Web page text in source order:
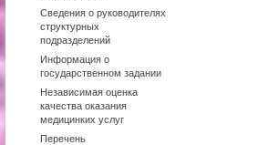
Сведения о руководителях
структурных
подразделений
Информация о
государственном задании
Независимая оценка
качества оказания
медицинких услуг
Перечень